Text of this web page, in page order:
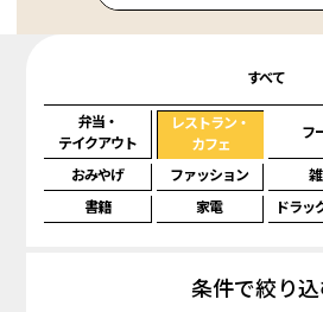
すべて
弁当・
テイクアウト
レストラン・
カフェ
フ
おみやげ ファッション
書籍
家電 ドラッ
条件で絞り